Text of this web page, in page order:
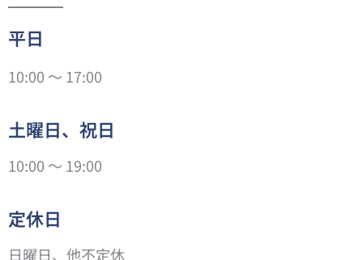
平日
10:00 ～ 17:00
土曜日、祝日
10:00 ～ 19:00
定休日
日曜日、他不定休